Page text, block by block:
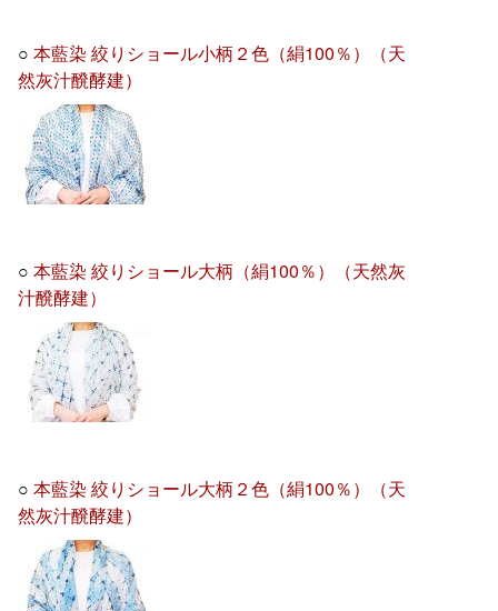
○本藍染 絞りショール小柄２色（絹100％）（天
然灰汁醗酵建）
○本藍染 絞りショール大柄（絹100％）（天然灰
汁醗酵建）
○本藍染 絞りショール大柄２色（絹100％）（天
然灰汁醗酵建）